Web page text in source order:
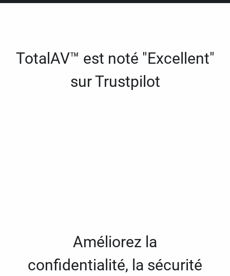
TotalAV™ est noté "Excellent"
sur Trustpilot
Améliorez la
confidentialité, la sécurité